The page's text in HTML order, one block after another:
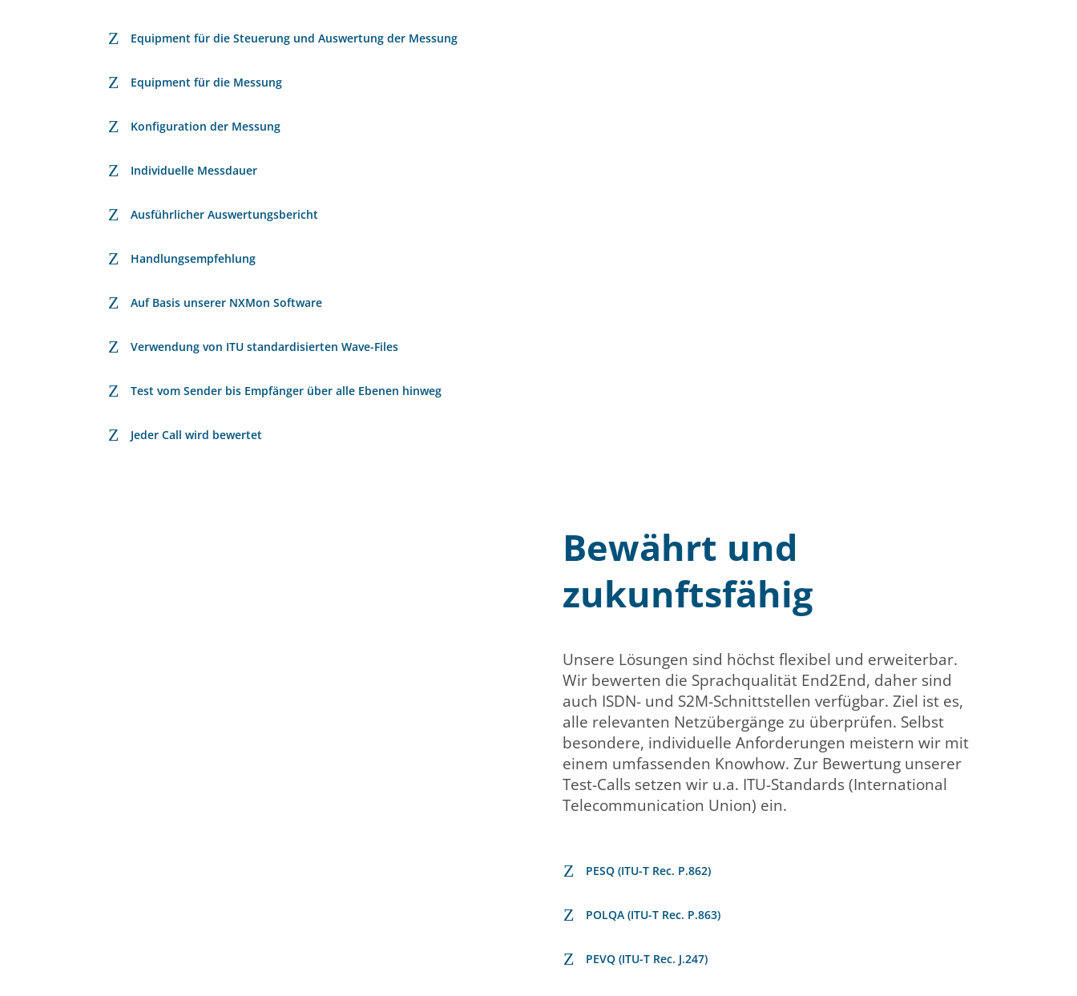
Z Equipment für die Steuerung und Auswertung der Messung
Z Equipment für die Messung
Z Konfiguration der Messung
Z Individuelle Messdauer
Z Ausführlicher Auswertungsbericht
Z Handlungsempfehlung
Z Auf Basis unserer NXMon Software
Z Verwendung von ITU standardisierten Wave-Files
Z Test vom Sender bis Empfänger über alle Ebenen hinweg
Z Jeder Call wird bewertet
Bewährt und
zukunftsfähig
Unsere Lösungen sind höchst flexibel und erweiterbar.
Wir bewerten die Sprachqualität End2End, daher sind
auch ISDN- und S2M-Schnittstellen verfügbar. Ziel ist es,
alle relevanten Netzübergänge zu überprüfen. Selbst
besondere, individuelle Anforderungen meistern wir mit
einem umfassenden Knowhow. Zur Bewertung unserer
Test-Calls setzen wir u.a. ITU-Standards (International
Telecommunication Union) ein.
Z PESQ (ITU-T Rec. P.862)
Z POLQA (ITU-T Rec. P.863)
Z PEVQ (ITU-T Rec. J.247)